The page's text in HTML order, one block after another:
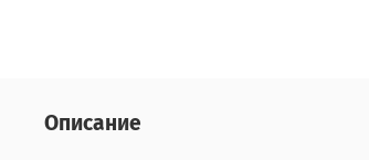
Описание